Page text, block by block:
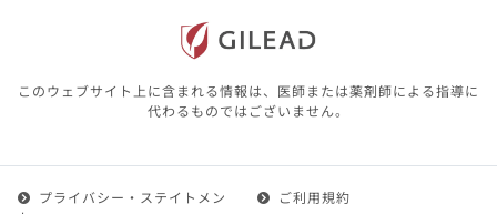
このウェブサイト上に含まれる情報は、医師または薬剤師による指導に
代わるものではございません。
プライバシー・ステイトメン
ご利用規約